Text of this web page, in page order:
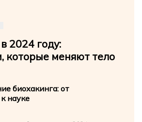
2024 году:
которые меняют тело
биохакинга: от
науке